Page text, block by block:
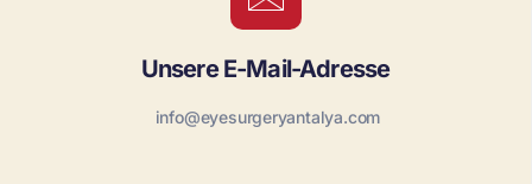
Unsere E-Mail-Adresse
info@eyesurgeryantalya.com